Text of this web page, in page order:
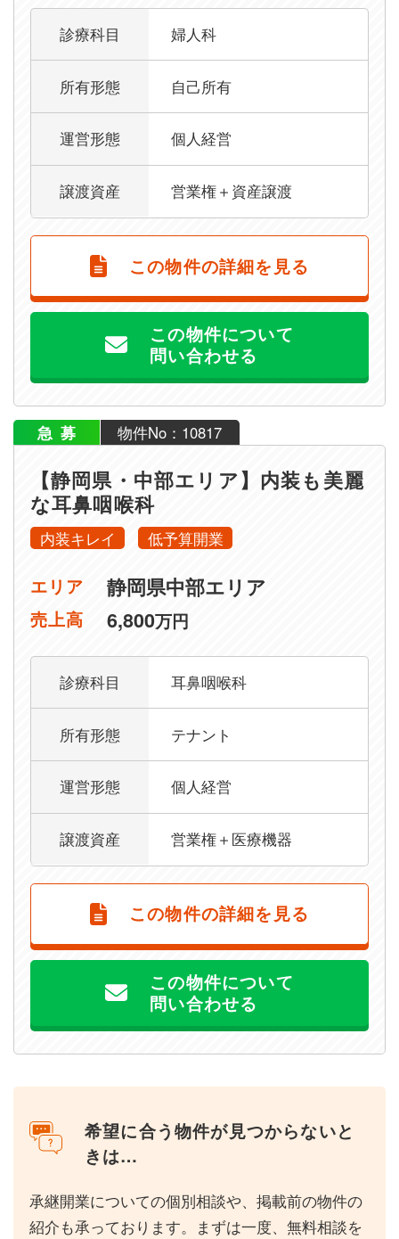
診療科目 婦人科
所有形態 自己所有
運営形態 個人経営
譲渡資産 営業権＋資産譲渡
この物件の詳細を見る
この物件について
問い合わせる
急募 物件No：10817
【静岡県・中部エリア】内装も美麗
な耳鼻咽喉科
内装キレイ 低予算開業
エリア 静岡県中部エリア
売上高 6,800万円
診療科目 耳鼻咽喉科
所有形態 テナント
運営形態 個人経営
譲渡資産 営業権＋医療機器
この物件の詳細を見る
この物件について
問い合わせる
希望に合う物件が見つからないと
きは…
承継開業についての個別相談や、掲載前の物件の
紹介も承っております。まずは一度、無料相談を